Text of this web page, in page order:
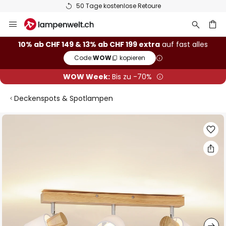
50 Tage kostenlose Retoure
Inhalt
springen
10% ab CHF 149 & 13% ab CHF 199 extra auf fast alles
Code:WOW kopieren
WOW Week:Bis zu -70%
Deckenspots & Spotlampen
Zum